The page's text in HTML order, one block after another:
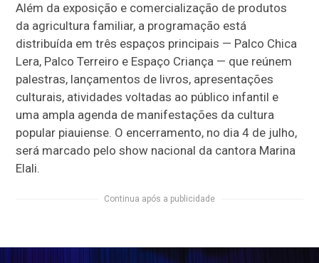
Além da exposição e comercialização de produtos
da agricultura familiar, a programação está
distribuída em três espaços principais — Palco Chica
Lera, Palco Terreiro e Espaço Criança — que reúnem
palestras, lançamentos de livros, apresentações
culturais, atividades voltadas ao público infantil e
uma ampla agenda de manifestações da cultura
popular piauiense. O encerramento, no dia 4 de julho,
será marcado pelo show nacional da cantora Marina
Elali.
Continua após a publicidade